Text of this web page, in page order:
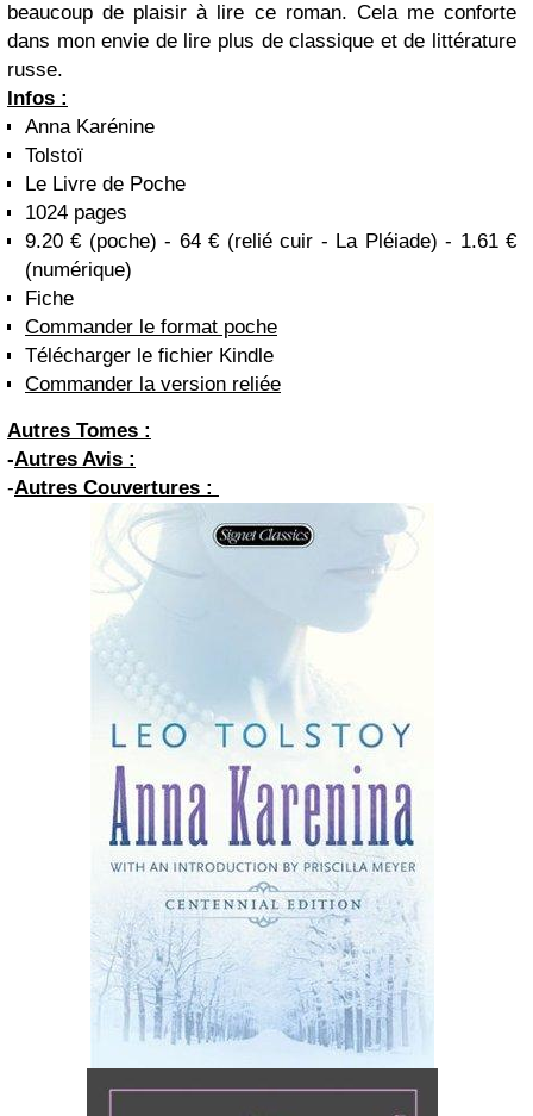
beaucoup de plaisir à lire ce roman. Cela me conforte
dans mon envie de lire plus de classique et de littérature
russe.
Infos :
Anna Karénine
Tolstoï
Le Livre de Poche
1024 pages
9.20 € (poche) - 64 € (relié cuir - La Pléiade) - 1.61 €
(numérique)
Fiche
Commander le format poche
Télécharger le fichier Kindle
Commander la version reliée
Autres Tomes :
-Autres Avis :
-Autres Couvertures :